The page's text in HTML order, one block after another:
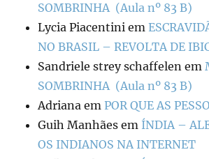
SOMBRINHA (Aula nº 83 B)
Lycia Piacentini em
NO BRASIL – REVOLTA DE
Sandriele strey schaffelen em
SOMBRINHA (Aula nº 83 B)
Adriana emPOR QUE AS
Guih Manhães em ÍNDIA –
OS INDIANOS NA INTERNET